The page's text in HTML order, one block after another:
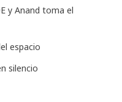
y Anand toma el
espacio
silencio